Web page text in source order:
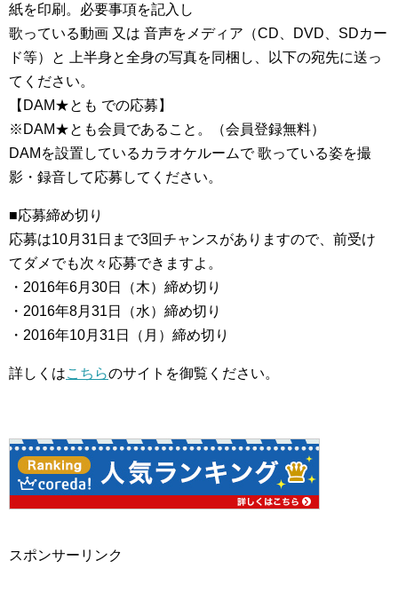
紙を印刷。必要事項を記入し
歌っている動画 又は 音声をメディア（CD、DVD、SDカー
ド等）と 上半身と全身の写真を同梱し、以下の宛先に送っ
てください。
【DAM★とも での応募】
※DAM★とも会員であること。（会員登録無料）
DAMを設置しているカラオケルームで 歌っている姿を撮
影・録音して応募してください。
■応募締め切り
応募は10月31日まで3回チャンスがありますので、前受け
てダメでも次々応募できますよ。
・2016年6月30日（木）締め切り
・2016年8月31日（水）締め切り
・2016年10月31日（月）締め切り
詳しくはこちらのサイトを御覧ください。
スポンサーリンク